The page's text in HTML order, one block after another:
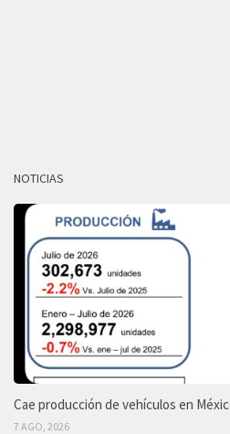
NOTICIAS
Cae producción de vehículos en
7 AGO, 2026